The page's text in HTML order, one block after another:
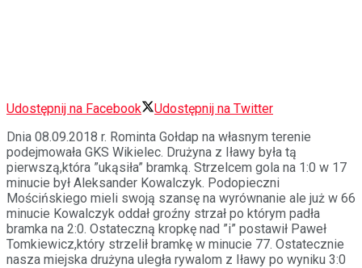
Udostępnij na Facebook
Udostępnij na Twitter
Dnia 08.09.2018 r. Rominta Gołdap na własnym terenie
podejmowała GKS Wikielec. Drużyna z Iławy była tą
pierwszą,która ”ukąsiła” bramką. Strzelcem gola na 1:0 w 17
minucie był Aleksander Kowalczyk. Podopieczni
Mościńskiego mieli swoją szansę na wyrównanie ale już w 66
minucie Kowalczyk oddał groźny strzał po którym padła
bramka na 2:0. Ostateczną kropkę nad ”i” postawił Paweł
Tomkiewicz,który strzelił bramkę w minucie 77. Ostatecznie
nasza miejska drużyna uległa rywalom z Iławy po wyniku 3:0